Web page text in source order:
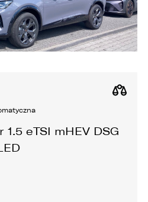
eTSI mHEV DSG